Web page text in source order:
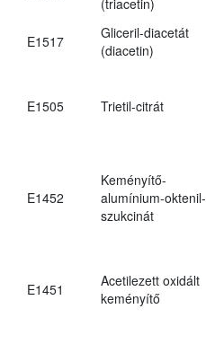
E1517
Gliceril-diacetát
(diacetin)
E1505 Trietil-citrát
E1452
Keményítő-
alumínium-oktenil-
szukcinát
E1451
Acetilezett oxidált
keményítő